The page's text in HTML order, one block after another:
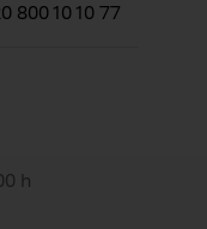
800 10 10 77
h